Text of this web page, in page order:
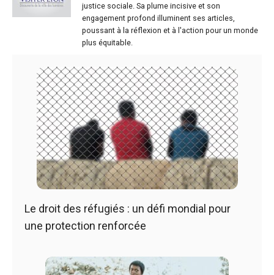
justice sociale. Sa plume incisive et son
engagement profond illuminent ses articles,
poussant à la réflexion et à l'action pour un monde
plus équitable.
Le droit des réfugiés : un défi mondial pour
une protection renforcée